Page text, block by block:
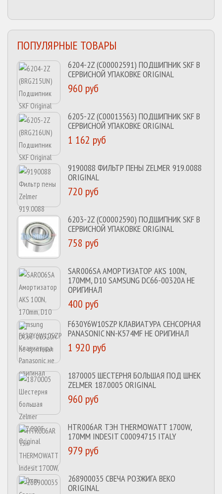
ПОПУЛЯРНЫЕ ТОВАРЫ
6204-2Z (C00002591) ПОДШИПНИК SKF В
СЕРВИСНОЙ УПАКОВКЕ ORIGINAL
960 руб
6205-2Z (C00013563) ПОДШИПНИК SKF В
СЕРВИСНОЙ УПАКОВКЕ ORIGINAL
1 162 руб
9190088 ФИЛЬТР ПЕНЫ ZELMER 919.0088
ORIGINAL
720 руб
6203-2Z (C00002590) ПОДШИПНИК SKF В
СЕРВИСНОЙ УПАКОВКЕ ORIGINAL
758 руб
SAR006SA АМОРТИЗАТОР AKS 100N,
170MM, D10 SAMSUNG DC66-00320A НЕ
ОРИГИНАЛ
400 руб
F630Y6W10SZP КЛАВИАТУРА СЕНСОРНАЯ
PANASONIC NN-K574MF НЕ ОРИГИНАЛ
1 920 руб
1870005 ШЕСТЕРНЯ БОЛЬШАЯ ПОД ШНЕК
ZELMER 187.0005 ORIGINAL
960 руб
HTR006AR ТЭН THERMOWATT 1700W,
170MM INDESIT C00094715 ITALY
979 руб
268900035 СВЕЧА РОЗЖИГА BEKO
ORIGINAL